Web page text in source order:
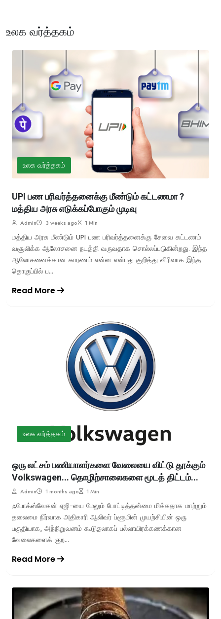
உலக வர்த்தகம்
உலக வர்த்தகம்
UPI பண பரிவர்த்தனைக்கு மீண்டும் கட்டணமா ?
மத்திய அரசு எடுக்கப்போகும் முடிவு
Admin 3 weeks ago 1 Min
மத்திய அரசு மீண்டும் UPI பண பரிவர்த்தனைக்கு சேவை கட்டணம்
வசூலிக்க ஆலோசனை நடத்தி வருவதாக சொல்லப்படுகின்றது. இந்த
ஆலோசனைக்கான காரணம் என்ன என்பது குறித்து விரிவாக இந்த
தொகுப்பில் ப...
Read More
உலக வர்த்தகம்
ஒரு லட்சம் பணியாளர்களை வேலையை விட்டு தூக்கும்
Volkswagen... தொழிற்சாலைகளை மூடத் திட்டம்...
Admin 1 months ago 1 Min
ஃபோக்ஸ்வேகன் ஏஜி-யை மேலும் போட்டித்தன்மை மிக்கதாக மாற்றும்
தலைமை நிர்வாக அதிகாரி ஆலிவர் ப்ளூமின் முயற்சியின் ஒரு
பகுதியாக, அந்நிறுவனம் கூடுதலாகப் பல்லாயிரக்கணக்கான
வேலைகளைக் குற...
Read More